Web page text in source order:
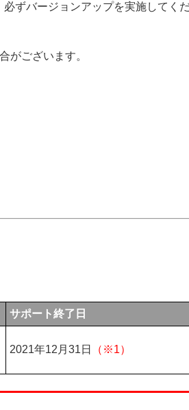
ずバージョンアップを実施してくだ
がございます。
サポート終了日
2021年12月31日
（※1）